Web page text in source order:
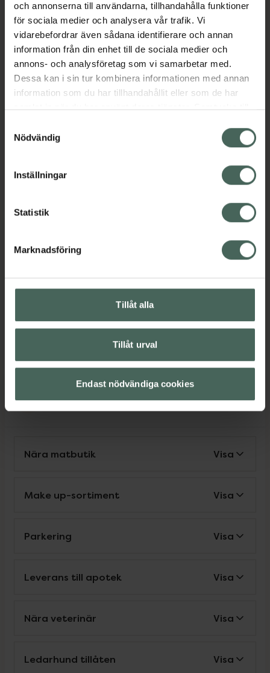
och annonserna till användarna, tillhandahålla funktioner
för sociala medier och analysera vår trafik. Vi
vidarebefordrar även sådana identifierare och annan
information från din enhet till de sociala medier och
annons- och analysföretag som vi samarbetar med.
Dessa kan i sin tur kombinera informationen med annan
information som du har tillhandahållit eller som de har
samlat in när du har använt deras tjänster. Samtycke till
återkalla ditt samtycke via webbplatsens
cookieinställningar. Ett återkallat samtycke påverkar inte
lagligheten av behandling som skett innan återkallelsen.
Nödvändig
Inställningar
Statistik
Marknadsföring
Tillåt alla
Tillåt urval
Endast nödvändiga cookies
Måndag 09:00-19:00
Tisdag 09:00-19:00
Onsdag 09:00-19:00
Torsdag 09:00-19:00
Språk
Svenska
finns på apoteket alla dagar, så vissa avvikelser kan
förekomma. Kontakta oss gärna om du har frågor.
Service
Nära matbutik Visa
Make up-sortiment Visa
Parkering Visa
Leverans till apotek Visa
Nära veterinär Visa
Ledarhund tillåten Visa